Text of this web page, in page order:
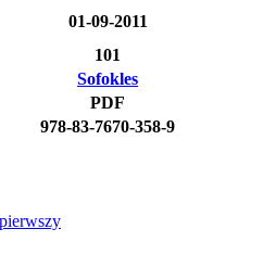
01-09-2011
101
Sofokles
PDF
978-83-7670-358-9